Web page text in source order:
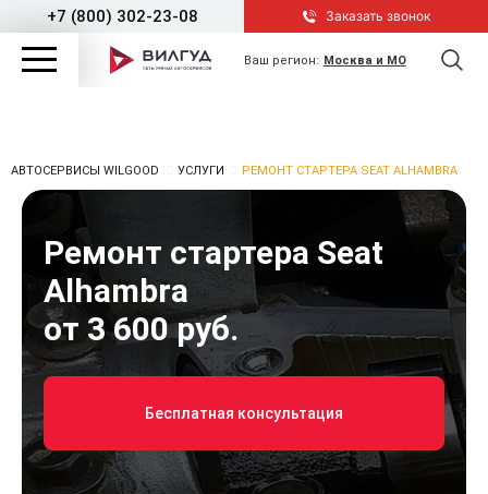
+7 (800) 302-23-08 Заказать звонок
Ваш регион: Москва и МО
АВТОСЕРВИСЫ WILGOOD УСЛУГИ РЕМОНТ СТАРТЕРА SEAT ALHAMBRA
Ремонт стартера Seat
Alhambra
от 3 600 руб.
Бесплатная консультация